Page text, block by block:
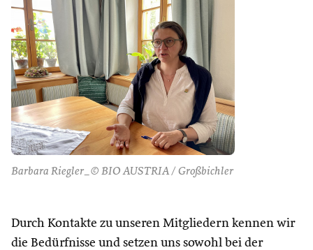
Barbara Riegler_© BIO AUSTRIA / Großbichler
Durch Kontakte zu unseren Mitgliedern kennen wir
die Bedürfnisse und setzen uns sowohl bei der